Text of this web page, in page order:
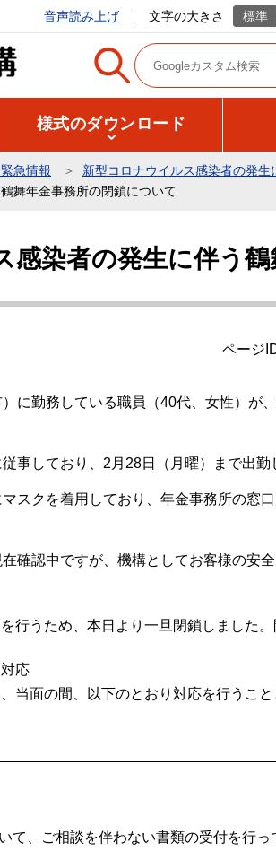
音声読み上げ 文字の大きさ 標準
様式のダウンロード
急情報 新型コロナウイルス感染者の発
舞年金事務所の閉鎖について
感染者の発生に伴う
ページ
に勤務している職員（40代、女性）が
事しており、2月28日（月曜）まで出勤
スクを着用しており、年金事務所の窓
確認中ですが、機構としてお客様の安
行うため、本日より一旦閉鎖しました
応
当面の間、以下のとおり対応を行う
て、ご相談を伴わない書類の受付を行っ